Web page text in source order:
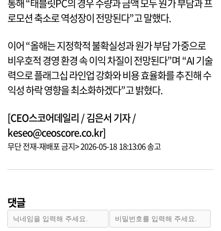
통해 “태블릿PC의 경우 수량과 금액 모두 원가 부담과 프
로모션 축소로 역성장이 전망된다”고 말했다.
이어 “올해는 지정학적 불확실성과 원가 부담 가중으로
비우호적 경영 환경 속 이익 차질이 전망된다”며 “AI 기술
력으로 플래그십 라인업 강화와 비용 효율화를 추진해 수
익성 하락 영향을 최소화하겠다”고 밝혔다.
[CEO스코어데일리 / 김은서 기자 /
keseo@ceoscore.co.kr]
무단 전재-재배포 금지> 2026-05-18 18:13:06 송고
댓글